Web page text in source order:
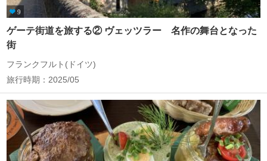
9
ゲーテ街道を旅する② ヴェッツラー 名作の舞台となった
街
フランクフルト(ドイツ)
旅行時期：2025/05